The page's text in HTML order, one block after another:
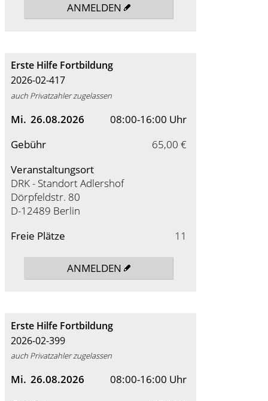
ANMELDEN
Erste Hilfe Fortbildung
2026-02-417
auch Privatzahler zugelassen
Mi. 26.08.2026
08:00-16:00 Uhr
Gebühr
65,00 €
Veranstaltungsort
DRK - Standort Adlershof
Dörpfeldstr. 80
D-12489 Berlin
Freie Plätze
11
ANMELDEN
Erste Hilfe Fortbildung
2026-02-399
auch Privatzahler zugelassen
Mi. 26.08.2026
08:00-16:00 Uhr